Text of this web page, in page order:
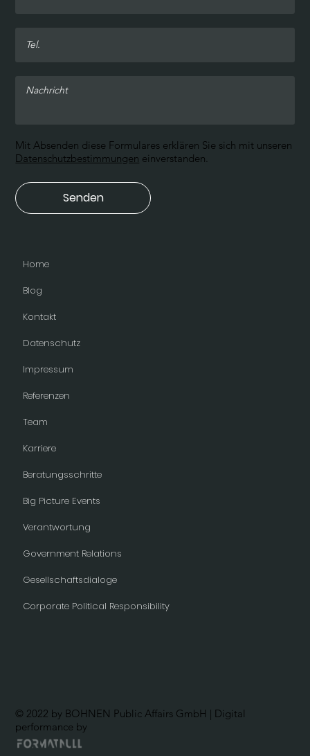
Referenzen
Team
Karriere
Beratungsschritte
Big Picture Events
Verantwortung
Home
Blog
Kontakt
Datenschutz
Impressum
Government Relations
Gesellschaftsdialoge
Corporate Political Responsibility
Senden
Mit Absenden diese Formulares erklären Sie sich mit unseren
Datenschutzbestimmungen einverstanden.
© 2022 by BOHNEN Public Affairs GmbH | Digital
performance by